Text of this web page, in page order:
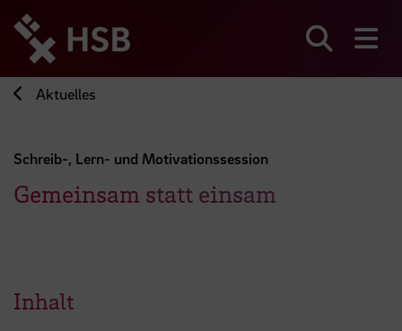
zum
Seiteninhalt
springen
Aktuelles
Schreib-, Lern- und Motivationssession
Gemeinsam statt einsam
Inhalt